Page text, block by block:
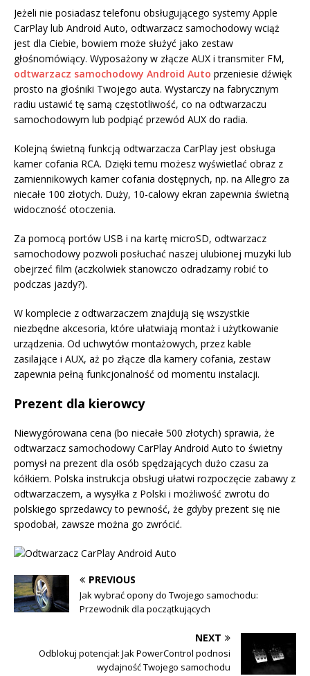
Jeżeli nie posiadasz telefonu obsługującego systemy Apple
CarPlay lub Android Auto, odtwarzacz samochodowy wciąż
jest dla Ciebie, bowiem może służyć jako zestaw
głośnomówiący. Wyposażony w złącze AUX i transmiter FM,
odtwarzacz samochodowy Android Auto przeniesie dźwięk
prosto na głośniki Twojego auta. Wystarczy na fabrycznym
radiu ustawić tę samą częstotliwość, co na odtwarzaczu
samochodowym lub podpiąć przewód AUX do radia.
Kolejną świetną funkcją odtwarzacza CarPlay jest obsługa
kamer cofania RCA. Dzięki temu możesz wyświetlać obraz z
zamiennikowych kamer cofania dostępnych, np. na Allegro za
niecałe 100 złotych. Duży, 10-calowy ekran zapewnia świetną
widoczność otoczenia.
Za pomocą portów USB i na kartę microSD, odtwarzacz
samochodowy pozwoli posłuchać naszej ulubionej muzyki lub
obejrzeć film (aczkolwiek stanowczo odradzamy robić to
podczas jazdy?).
W komplecie z odtwarzaczem znajdują się wszystkie
niezbędne akcesoria, które ułatwiają montaż i użytkowanie
urządzenia. Od uchwytów montażowych, przez kable
zasilające i AUX, aż po złącze dla kamery cofania, zestaw
zapewnia pełną funkcjonalność od momentu instalacji.
Prezent dla kierowcy
Niewygórowana cena (bo niecałe 500 złotych) sprawia, że
odtwarzacz samochodowy CarPlay Android Auto to świetny
pomysł na prezent dla osób spędzających dużo czasu za
kółkiem. Polska instrukcja obsługi ułatwi rozpoczęcie zabawy z
odtwarzaczem, a wysyłka z Polski i możliwość zwrotu do
polskiego sprzedawcy to pewność, że gdyby prezent się nie
spodobał, zawsze można go zwrócić.
PREVIOUS
Jak wybrać opony do Twojego samochodu:
Przewodnik dla początkujących
NEXT
Odblokuj potencjał: Jak PowerControl podnosi
wydajność Twojego samochodu